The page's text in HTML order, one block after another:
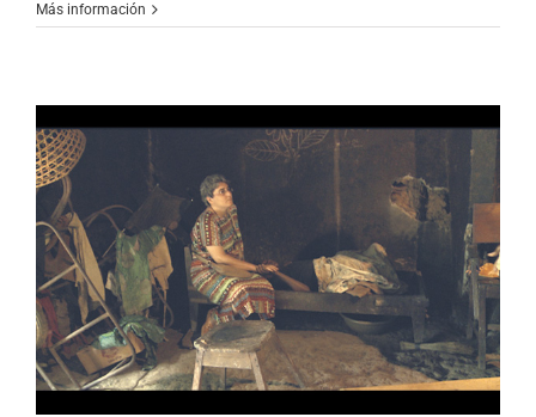
Más información